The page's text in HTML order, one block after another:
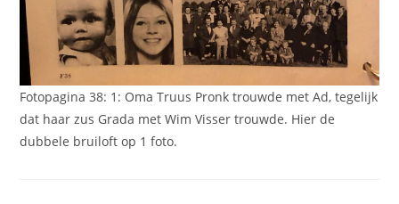
Fotopagina 38: 1: Oma Truus Pronk trouwde met Ad, tegelijk
dat haar zus Grada met Wim Visser trouwde. Hier de
dubbele bruiloft op 1 foto.